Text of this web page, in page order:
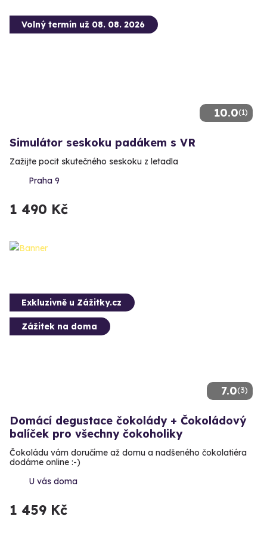
10.0(1)
Volný termín už 08. 08. 2026
Simulátor seskoku padákem s VR
Zažijte pocit skutečného seskoku z letadla
Praha 9
1 490 Kč
7.0(3)
Exkluzivně u Zážitky.cz
Zážitek na doma
Domácí degustace čokolády + Čokoládový
balíček pro všechny čokoholiky
Čokoládu vám doručíme až domu a nadšeného čokolatiéra
dodáme online :-)
U vás doma
1 459 Kč